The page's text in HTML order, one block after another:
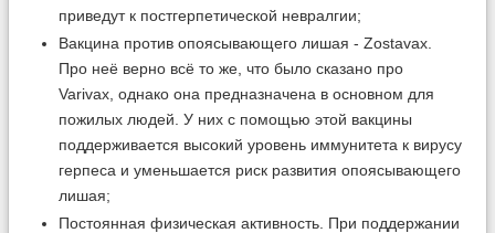
приведут к постгерпетической невралгии;
Вакцина против опоясывающего лишая - Zostavax.
Про неё верно всё то же, что было сказано про
Varivax, однако она предназначена в основном для
пожилых людей. У них с помощью этой вакцины
поддерживается высокий уровень иммунитета к вирусу
герпеса и уменьшается риск развития опоясывающего
лишая;
Постоянная физическая активность. При поддержании